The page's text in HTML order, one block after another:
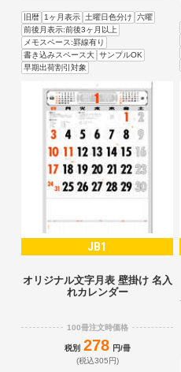
旧暦 1ヶ月表示 土曜日色分け
六曜
前後月表示:前後3ヶ月以上
メモスペース:罫線有り
書き込みスペース大 サンプルOK
早期出荷割引対象
JB1
オリジナル文字月表 壁掛け 名入
れカレンダー
100冊注文時価格
税別 278 円/冊
(税込305円)